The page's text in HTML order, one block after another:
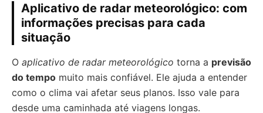
Aplicativo de radar meteorológico: com
informações precisas para cada
situação
O aplicativo de radar meteorológico torna a previsão
do tempo muito mais confiável. Ele ajuda a entender
como o clima vai afetar seus planos. Isso vale para
desde uma caminhada até viagens longas.